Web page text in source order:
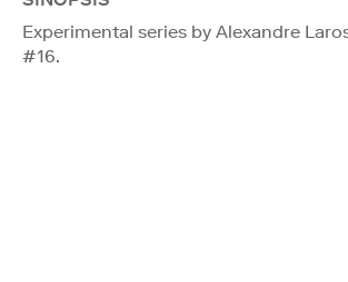
Experimental series by Alexandre
#16.